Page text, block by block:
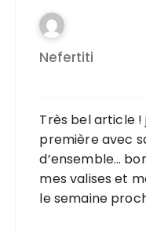
Nefertiti
Très bel article
première avec
d’ensemble…
mes valises et
le semaine